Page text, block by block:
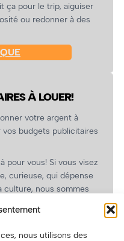
nous utilisons des
ça pour le trip, aiguiser
ou redonner à des
À LOUER!
votre argent à
budgets publicitaires
pour vous! Si vous visez
curieuse, qui dépense
culture, nous sommes